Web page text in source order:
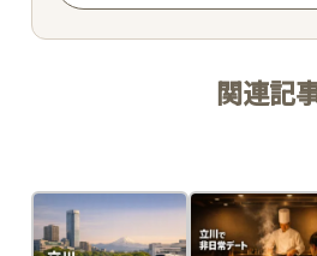
JP EN
関連記